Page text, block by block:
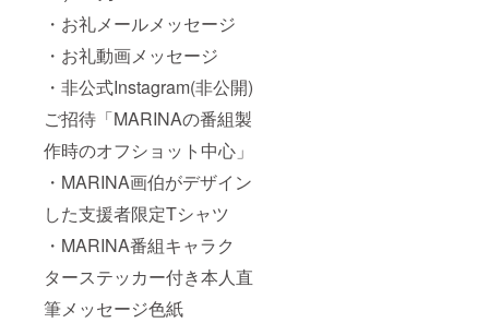
・お礼メールメッセージ
・お礼動画メッセージ
・非公式Instagram(非公開)
ご招待「MARINAの番組製
作時のオフショット中心」
・MARINA画伯がデザイン
した支援者限定Tシャツ
・MARINA番組キャラク
ターステッカー付き本人直
筆メッセージ色紙